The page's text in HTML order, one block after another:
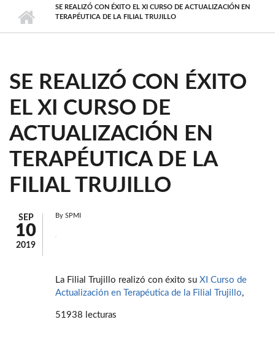
SE REALIZÓ CON ÉXITO EL XI CURSO DE ACTUALIZACIÓN EN
TERAPÉUTICA DE LA FILIAL TRUJILLO
SE REALIZÓ CON ÉXITO
EL XI CURSO DE
ACTUALIZACIÓN EN
TERAPÉUTICA DE LA
FILIAL TRUJILLO
SEP
10
2019
By SPMI
La Filial Trujillo realizó con éxito su XI Curso de
Actualización en Terapéutica de la Filial Trujillo,
51938 lecturas